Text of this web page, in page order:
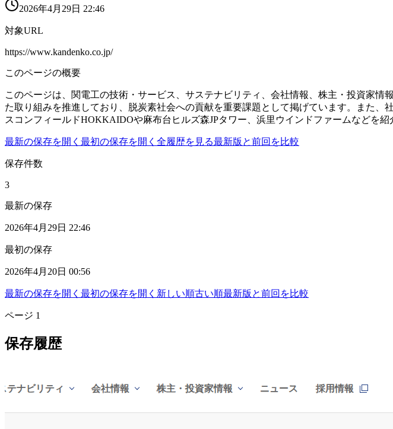
2026年4月29日 22:46
対象URL
https://www.kandenko.co.jp/
このページの概要
このページは、関電工の技術・サービス、サステナビリティ、会社情報、株主・投資家
た取り組みを推進しており、脱炭素社会への貢献を重要課題として掲げています。また
スコンフィールドHOKKAIDOや麻布台ヒルズ森JPタワー、浜里ウインドファームなどを
最新の保存を開く 最初の保存を開く 全履歴を見る最新版と前回を比較
保存件数
3
最新の保存
2026年4月29日 22:46
最初の保存
2026年4月20日 00:56
最新の保存を開く 最初の保存を開く 新しい順古い順最新版と前回を比較
ページ 1
保存履歴